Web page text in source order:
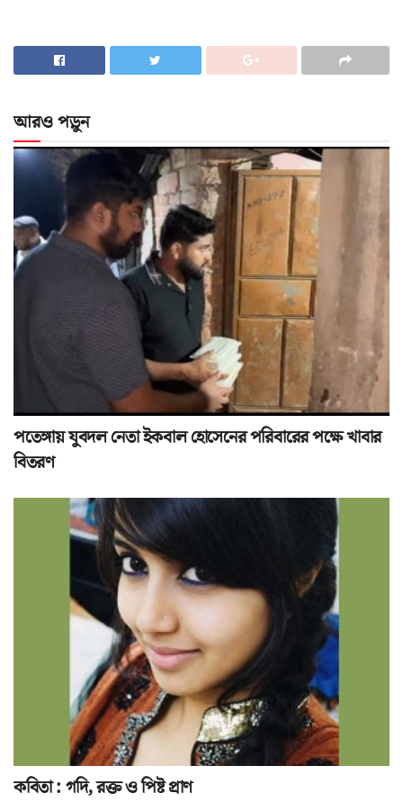
আরও পড়ুন
পতেঙ্গায় যুবদল নেতা ইকবাল হোসেনের পরিবারের পক্ষে খাবার
বিতরণ
কবিতা : গদি, রক্ত ও পিষ্ট প্রাণ